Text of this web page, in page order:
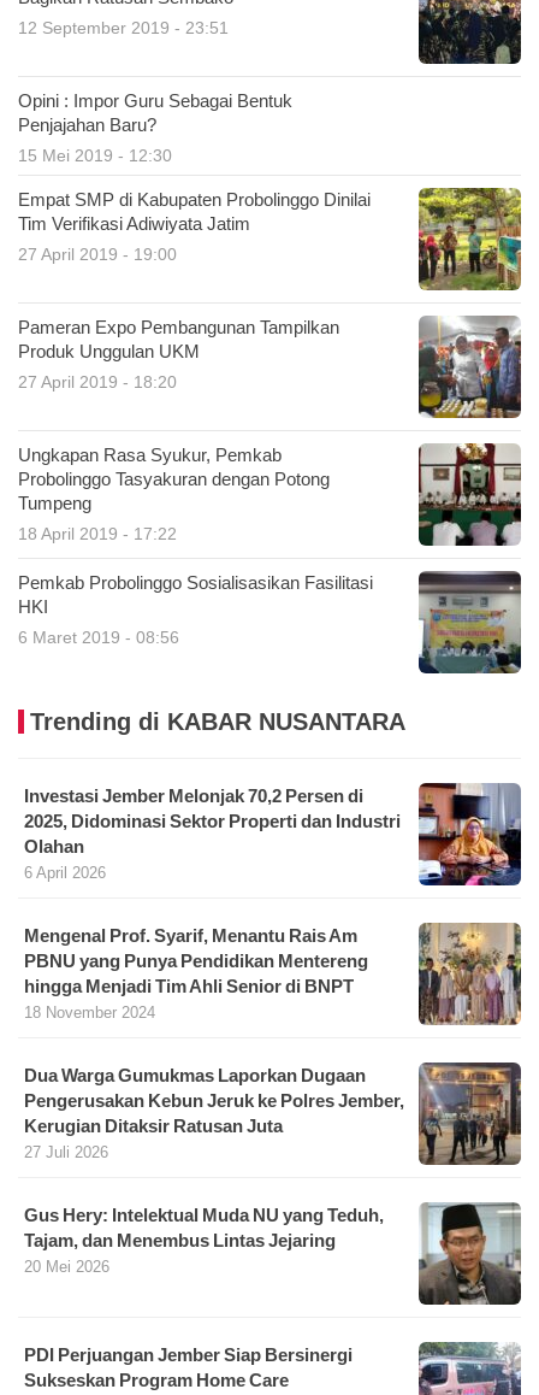
12 September 2019 - 23:51
Opini : Impor Guru Sebagai Bentuk
Penjajahan Baru?
15 Mei 2019 - 12:30
Empat SMP di Kabupaten Probolinggo Dinilai
Tim Verifikasi Adiwiyata Jatim
27 April 2019 - 19:00
Pameran Expo Pembangunan Tampilkan
Produk Unggulan UKM
27 April 2019 - 18:20
Ungkapan Rasa Syukur, Pemkab
Probolinggo Tasyakuran dengan Potong
Tumpeng
18 April 2019 - 17:22
Pemkab Probolinggo Sosialisasikan Fasilitasi
HKI
6 Maret 2019 - 08:56
Trending di KABAR NUSANTARA
Investasi Jember Melonjak 70,2 Persen di
2025, Didominasi Sektor Properti dan Industri
Olahan
6 April 2026
Mengenal Prof. Syarif, Menantu Rais Am
PBNU yang Punya Pendidikan Mentereng
hingga Menjadi Tim Ahli Senior di BNPT
18 November 2024
Dua Warga Gumukmas Laporkan Dugaan
Pengerusakan Kebun Jeruk ke Polres Jember,
Kerugian Ditaksir Ratusan Juta
27 Juli 2026
Gus Hery: Intelektual Muda NU yang Teduh,
Tajam, dan Menembus Lintas Jejaring
20 Mei 2026
PDI Perjuangan Jember Siap Bersinergi
Sukseskan Program Home Care